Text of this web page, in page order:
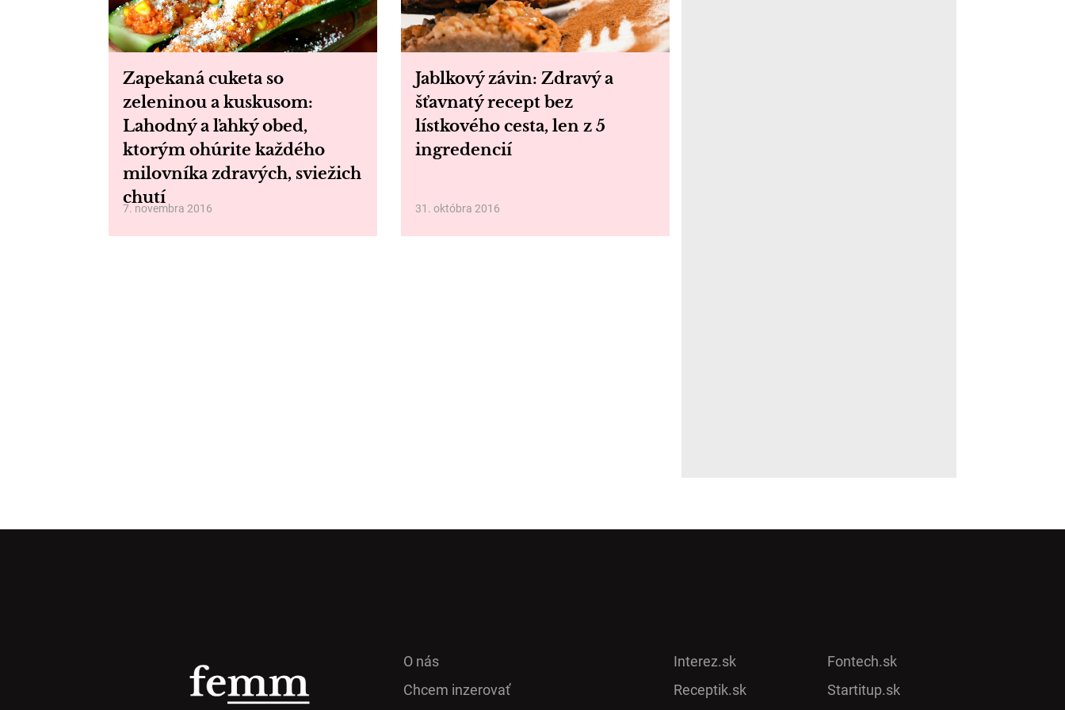
Zapekaná cuketa so
zeleninou a kuskusom:
Lahodný a ľahký obed,
ktorým ohúrite každého
milovníka zdravých, sviežich
chutí
7. novembra 2016
Jablkový závin: Zdravý a
šťavnatý recept bez
lístkového cesta, len z 5
ingredencií
31. októbra 2016
O nás
Chcem inzerovať
Interez.sk
Receptik.sk
Fontech.sk
Startitup.sk